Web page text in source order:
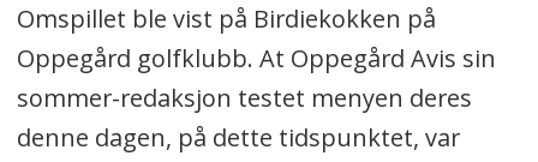
Omspillet ble vist på Birdiekokken på
Oppegård golfklubb. At Oppegård Avis sin
sommer-redaksjon testet menyen deres
denne dagen, på dette tidspunktet, var